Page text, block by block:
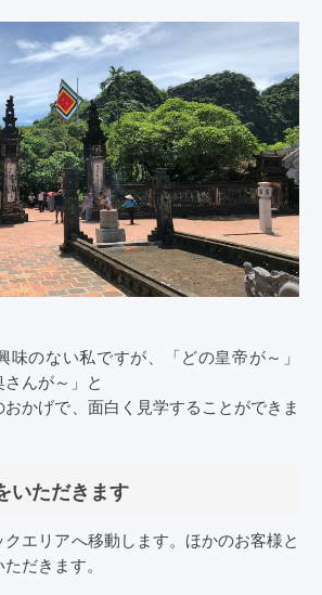
味のない私ですが、「どの皇帝が～」
さんが～」と
かげで、面白く見学することができま
いただきます
エリアへ移動します。ほかのお客様と
だきます。